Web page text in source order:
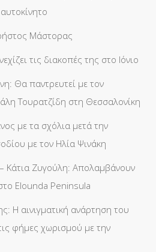
Μάστορας
τις διακοπές της στο Ιόνιο
Θα παντρευτεί με τον
Τουρατζίδη στη Θεσσαλονίκη
με τα σχόλια μετά την
με τον Ηλία Ψινάκη
Κάτια Ζυγούλη: Απολαμβάνουν
Elounda Peninsula
Η αινιγματική ανάρτηση του
φήμες χωρισμού με την